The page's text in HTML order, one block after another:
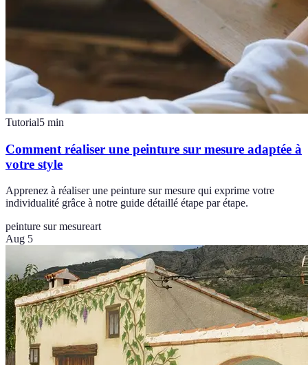
Tutorial5 min
Comment réaliser une peinture sur mesure adaptée à
votre style
Apprenez à réaliser une peinture sur mesure qui exprime votre
individualité grâce à notre guide détaillé étape par étape.
peinture sur mesureart
Aug 5